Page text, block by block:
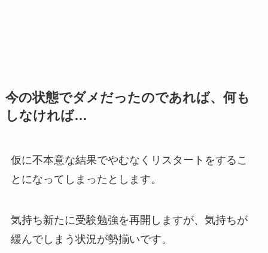
今の状態でダメだったのであれば、何も
しなければ…
仮に不本意な結果でやむなくリスタートをするこ
とになってしまったとします。
気持ち新たに受験勉強を再開しますが、気持ちが
緩んでしまう状況が勢揃いです。